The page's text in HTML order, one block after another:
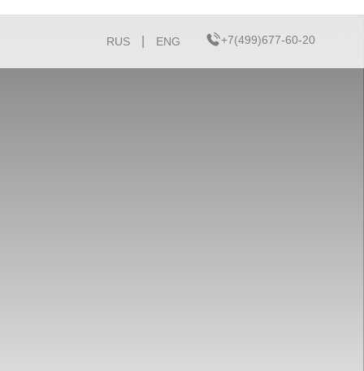
RUS ENG +7(499)677-60-20